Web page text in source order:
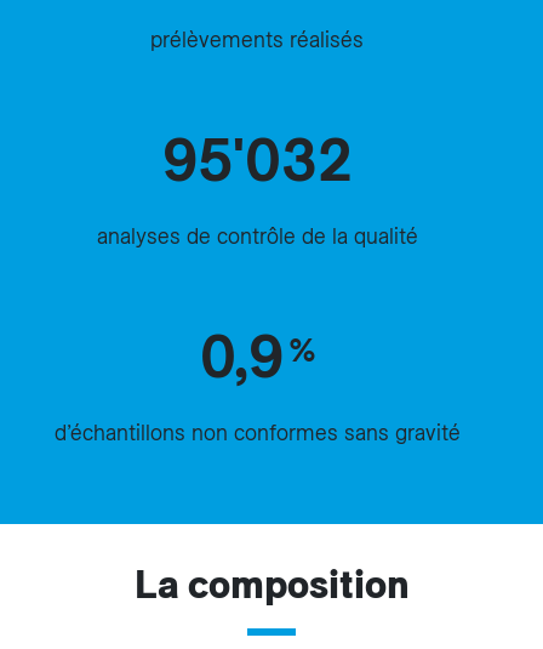
prélèvements réalisés
95'032
analyses de contrôle de la qualité
0,9%
d’échantillons non conformes sans gravité
La composition